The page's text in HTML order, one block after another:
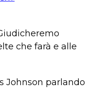
che farà e alle
Johnson parlando